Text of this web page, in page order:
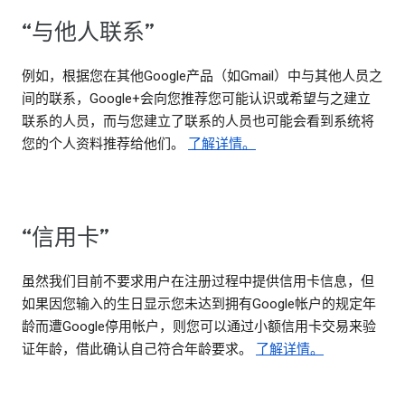
“与他人联系”
例如，根据您在其他Google产品（如Gmail）中与其他人员之
间的联系，Google+会向您推荐您可能认识或希望与之建立
联系的人员，而与您建立了联系的人员也可能会看到系统将
您的个人资料推荐给他们。 了解详情。
“信用卡”
虽然我们目前不要求用户在注册过程中提供信用卡信息，但
如果因您输入的生日显示您未达到拥有Google帐户的规定年
龄而遭Google停用帐户，则您可以通过小额信用卡交易来验
证年龄，借此确认自己符合年龄要求。 了解详情。